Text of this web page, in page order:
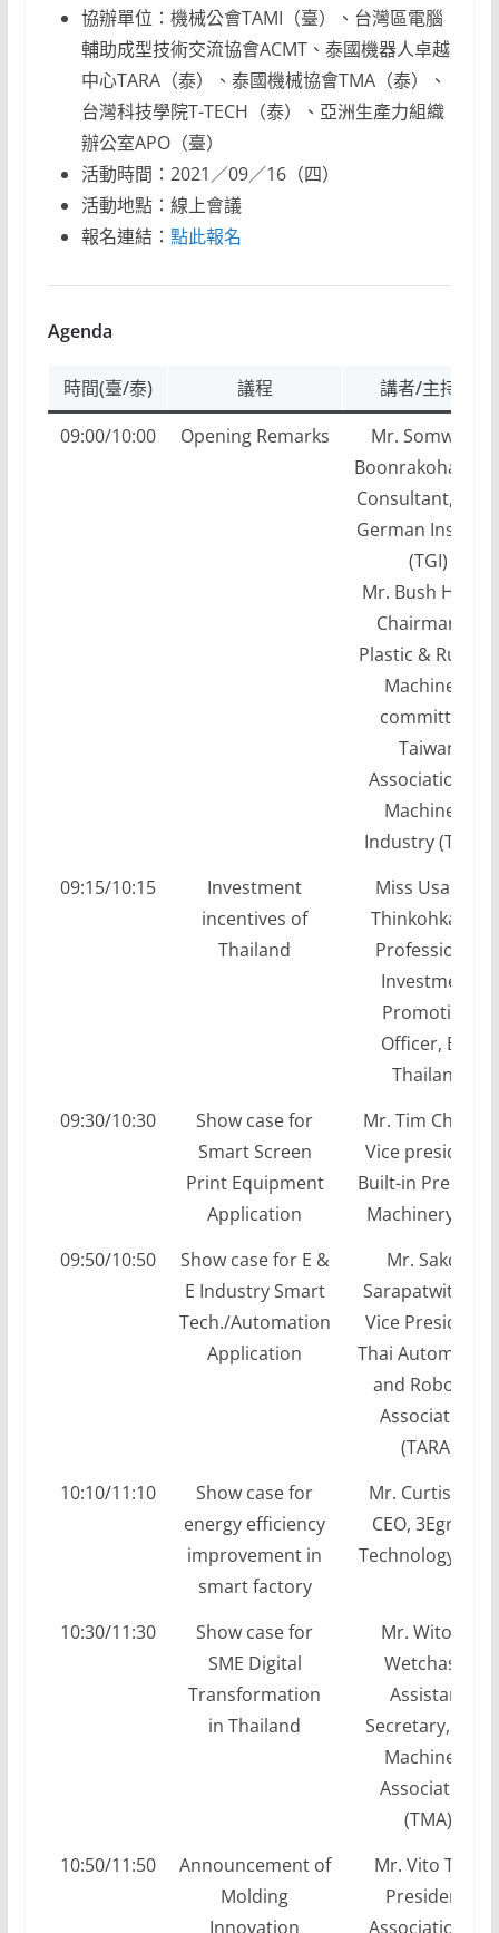
協辦單位：機械公會TAMI（臺）、台灣區電腦
輔助成型技術交流協會ACMT、泰國機器人卓越
中心TARA（泰）、泰國機械協會TMA（泰）、
台灣科技學院T-TECH（泰）、亞洲生產力組織
辦公室APO（臺）
活動時間：2021／09／16（四）
活動地點：線上會議
報名連結： 點此報名
Agenda
時間(臺/泰) 議程
講者/主持人
09:00/10:00
Opening Remarks
Mr. Somwang
Consultant, Thai-
German Institute
(TGI)
Mr. Bush Hsieh,
Chairman of
Plastic & Rubber
Machinery
committee,
Taiwan
Association of
Machinery
Industry (TAMI)
09:15/10:15
Investment
incentives of
Thailand
Miss Usanee
Thinkohkaew,
Professional
Investment
Promotion
Officer, BOI
Thailand
09:30/10:30
Show case for
Smart Screen
Print Equipment
Application
Mr. Tim Chiang,
Vice president,
Built-in Precision
Machinery Co.,
09:50/10:50
Show case for E &
E Industry Smart
Tech./Automation
Application
Mr. Sakda
Sarapatwittaya,
Vice President,
Thai Automation
and Robotics
Association
(TARA)
10:10/11:10
Show case for
energy efficiency
improvement in
smart factory
Mr. Curtis Wu,
CEO, 3Egreen
Technology, INC.
10:30/11:30
Show case for
SME Digital
Transformation
in Thailand
Mr. Witoon
Wetchasit,
Assistant
Secretary, Thai
Machinery
Association
(TMA)
10:50/11:50
Announcement of
Molding
Innovation
Mr. Vito Tsai,
President,
Association of